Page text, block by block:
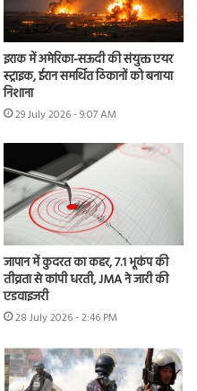
इराक में अमेरिका-सऊदी की संयुक्त एयर
स्ट्राइक, ईरान समर्थित ठिकानों को बनाया
निशाना
29 July 2026 - 9:07 AM
जापान में कुदरत का कहर, 7.1 भूकंप की
तीव्रता से कांपी धरती, JMA ने जारी की
एडवाइजरी
28 July 2026 - 2:46 PM